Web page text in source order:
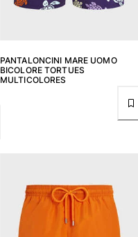
PANTALONCINI MARE UOMO
BICOLORE TORTUES
MULTICOLORES